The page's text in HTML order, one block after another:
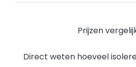
Prijzen
Direct weten hoeveel